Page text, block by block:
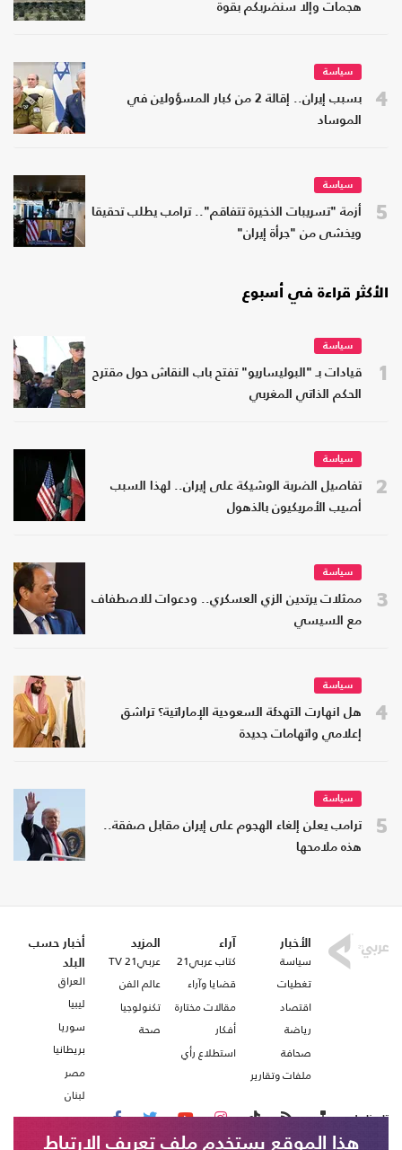
هجمات وإلا سنضربكم بقوة
4
سياسة
بسبب إيران.. إقالة 2 من كبار المسؤولين في
الموساد
5
سياسة
أزمة "تسريبات الذخيرة تتفاقم".. ترامب يطلب تحقيقا
ويخشى من "جرأة إيران"
الأكثر قراءة في أسبوع
1
سياسة
قيادات بـ "البوليساريو" تفتح باب النقاش حول مقترح
الحكم الذاتي المغربي
2
سياسة
تفاصيل الضربة الوشيكة على إيران.. لهذا السبب
أصيب الأمريكيون بالذهول
3
سياسة
ممثلات يرتدين الزي العسكري.. ودعوات للاصطفاف
مع السيسي
4
سياسة
هل انهارت التهدئة السعودية الإماراتية؟ تراشق
إعلامي واتهامات جديدة
5
سياسة
ترامب يعلن إلغاء الهجوم على إيران مقابل صفقة..
هذه ملامحها
الأخبار
سياسة
تغطيات
اقتصاد
رياضة
صحافة
ملفات وتقارير
آراء
كتاب عربي21
قضايا وآراء
مقالات مختارة
أفكار
استطلاع رأي
المزيد
عربي21 TV
عالم الفن
تكنولوجيا
صحة
أخبار حسب
البلد
العراق
ليبيا
سوريا
بريطانيا
مصر
لبنان
تابعنا على
هذا الموقع يستخدم ملف تعريف الارتباط